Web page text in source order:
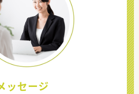
ッセージ